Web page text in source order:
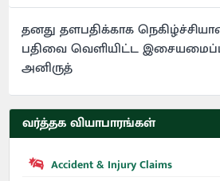
தனது தளபதிக்காக
பதிவை வெளியிட்ட
அனிருத்
வர்த்தக வியாபாரங்கள்
Accident & Injury Claims